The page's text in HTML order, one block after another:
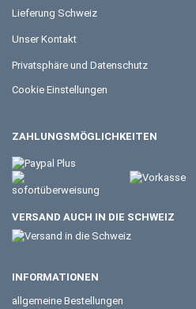
Lieferung Schweiz
Unser Kontakt
Privatsphäre und Datenschutz
Cookie Einstellungen
ZAHLUNGSMÖGLICHKEITEN
VERSAND AUCH IN DIE SCHWEIZ
INFORMATIONEN
allgemeine Bestellungen